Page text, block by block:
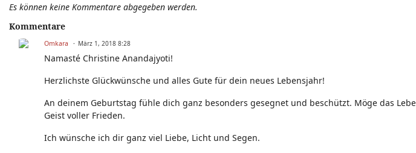
Es können keine Kommentare abgegeben werden.
Kommentare
Omkara März 1, 2018 8:28
Namasté Christine Anandajyoti!
Herzlichste Glückwünsche und alles Gute für dein neues Lebensjahr!
An deinem Geburtstag fühle dich ganz besonders gesegnet und beschützt. Möge das
Geist voller Frieden.
Ich wünsche ich dir ganz viel Liebe, Licht und Segen.